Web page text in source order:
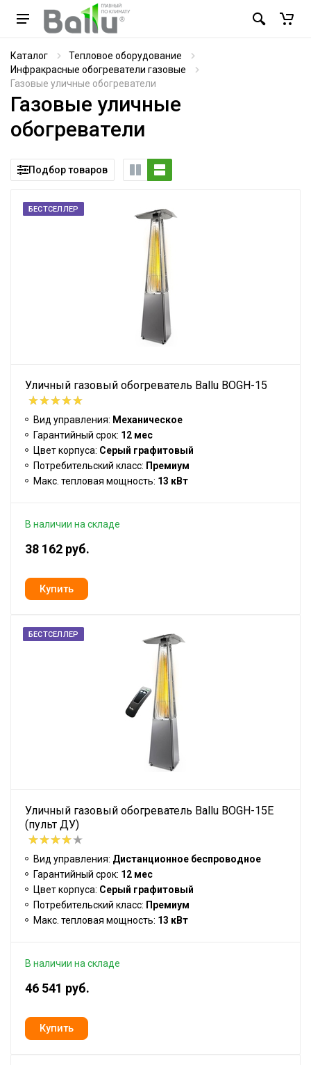
Каталог
Тепловое оборудование
Инфракрасные обогреватели газовые
Газовые уличные обогреватели
Газовые уличные
обогреватели
Подбор товаров
БЕСТСЕЛЛЕР
Уличный газовый обогреватель Ballu BOGH-15
Вид управления: Механическое
Гарантийный срок: 12 мес
Цвет корпуса: Серый графитовый
Потребительский класс: Премиум
Макс. тепловая мощность: 13 кВт
В наличии на складе
38 162 руб.
БЕСТСЕЛЛЕР
Уличный газовый обогреватель Ballu BOGH-15E
(пульт ДУ)
Вид управления: Дистанционное беспроводное
Гарантийный срок: 12 мес
Цвет корпуса: Серый графитовый
Потребительский класс: Премиум
Макс. тепловая мощность: 13 кВт
В наличии на складе
46 541 руб.